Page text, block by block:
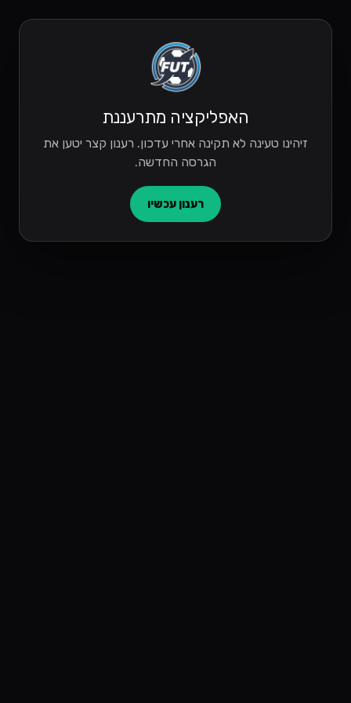
האפליקציה מתרעננת
זיהינו טעינה לא תקינה אחרי עדכון. רענון קצר יטען את
הגרסה החדשה.
רענון עכשיו